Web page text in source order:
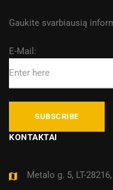
Gaukite svarbiausią
E-Mail:
KONTAKTAI
Metalo g. 5, LT-